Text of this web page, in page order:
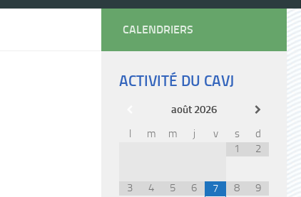
CALENDRIERS
ACTIVITÉ DU CAVJ
août 2026
l
m m j v s
d
1
2
3 4 5 6 7 8 9